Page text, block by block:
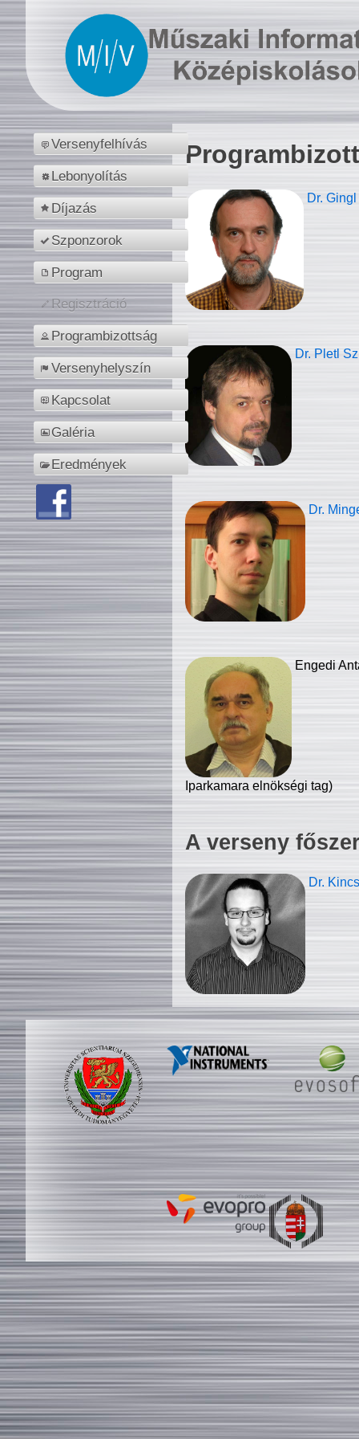
Versenyfelhívás
Lebonyolítás
Díjazás
Szponzorok
Program
Regisztráció
Programbizottság
Versenyhelyszín
Kapcsolat
Galéria
Eredmények
Dr.
Dr. Pletl
Dr.
Engedi
Iparkamara elnökségi tag)
A verseny
Dr.